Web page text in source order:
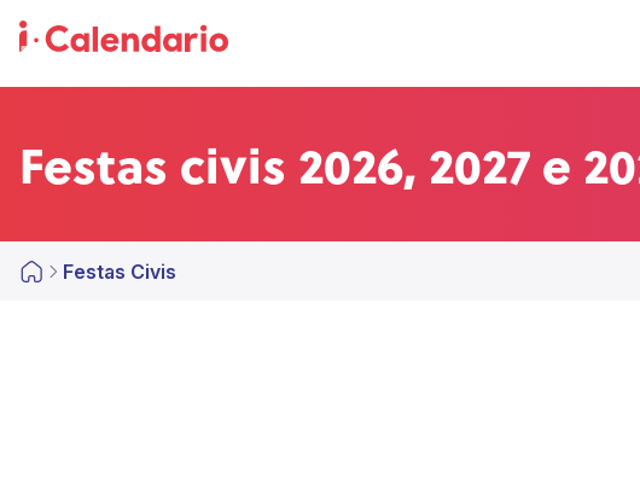
Festas civis 2026, 2027 e
Festas Civis